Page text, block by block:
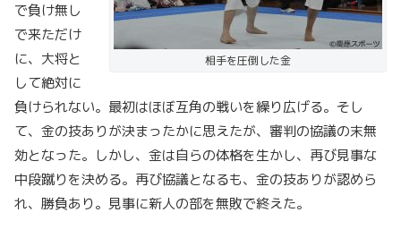
相手を圧倒した金
で負け無し
で来ただけ
に、大将と
して絶対に
負けられない。最初はほぼ互角の戦いを繰り広げる。そし
て、金の技ありが決まったかに思えたが、審判の協議の末無
効となった。しかし、金は自らの体格を生かし、再び見事な
中段蹴りを決める。再び協議となるも、金の技ありが認めら
れ、勝負あり。見事に新人の部を無敗で終えた。